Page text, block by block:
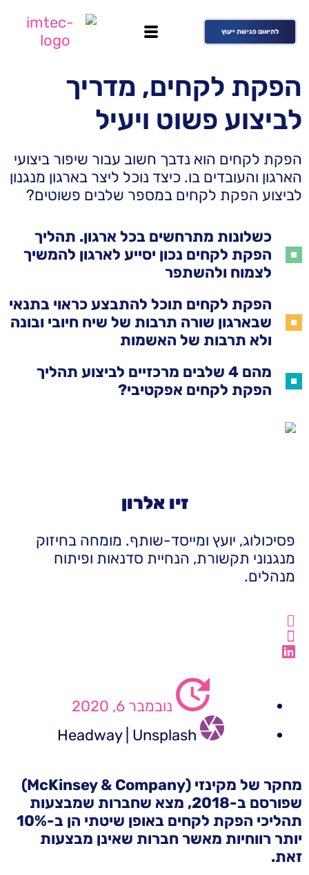
לתיאום פגישת ייעוץ
הפקת לקחים, מדריך
לביצוע פשוט ויעיל
הפקת לקחים הוא נדבך חשוב עבור שיפור ביצועי
הארגון והעובדים בו. כיצד נוכל ליצר בארגון מנגנון
לביצוע הפקת לקחים במספר שלבים פשוטים?
כשלונות מתרחשים בכל ארגון. תהליך
הפקת לקחים נכון יסייע לארגון להמשיך
לצמוח ולהשתפר
הפקת לקחים תוכל להתבצע כראוי בתנאי
שבארגון שורה תרבות של שיח חיובי ובונה
ולא תרבות של האשמות
מהם 4 שלבים מרכזיים לביצוע תהליך
הפקת לקחים אפקטיבי?
זיו אלרון
פסיכולוג, יועץ ומייסד-שותף. מומחה בחיזוק
מנגנוני תקשורת, הנחיית סדנאות ופיתוח
מנהלים.
נובמבר 6, 2020
Headway | Unsplash
מחקר של מקינזי (McKinsey & Company)
שפורסם ב-2018, מצא שחברות שמבצעות
תהליכי הפקת לקחים באופן שיטתי הן ב-10%
יותר רווחיות מאשר חברות שאינן מבצעות
זאת.